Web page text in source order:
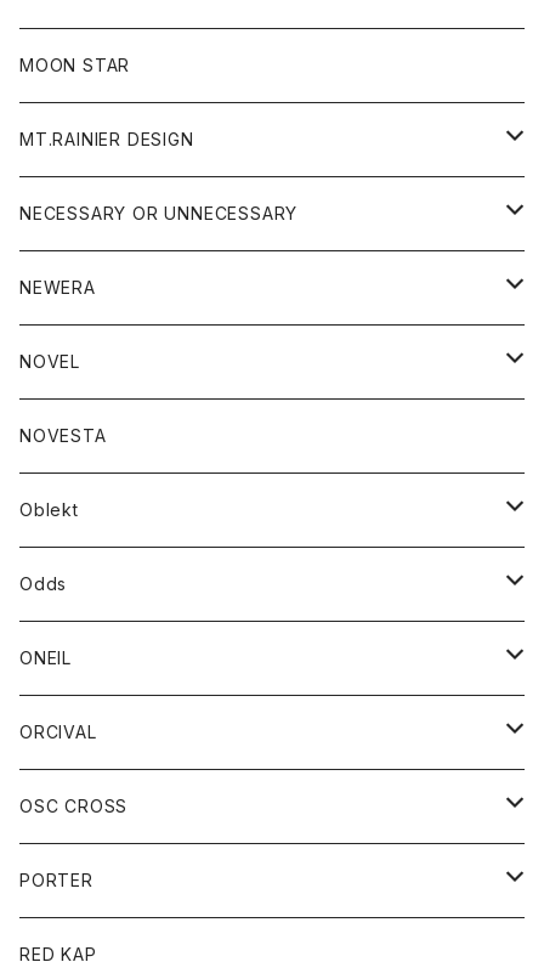
フリース
ジャケット
ニット
パンツ
帽子
MOON STAR
MT.RAINIER DESIGN
アウター
コート
ジャケット
アクセサリー
バッグ
グッズ
ウォレット
靴
トップス
ジャケット
シャツ
ボトム
ショートパンツ
パンツ
レディース
シャツ
Tシャツ
NECESSARY OR UNNECESSARY
アウター
コート
ジャケット
アクセサリー
バッグ
ブレスレット
グッズ
靴
ストール/マフラー
トップス
シャツ
シャツジャケット
ボトム
ショートパンツ
ジーンズ
NEWERA
帽子
NOVEL
トップス
カットソー
スエット
ボトム
NOVESTA
Oblekt
ボトム
ショートパンツ
パンツ
レディース
ボトム
Odds
帽子
ONEIL
スカート
ORCIVAL
アウター
コート
ジャケット
アクセサリー
バッグ
キッズ
OSC CROSS
ダウンジャケット
PORTER
カードホルダー
RED KAP